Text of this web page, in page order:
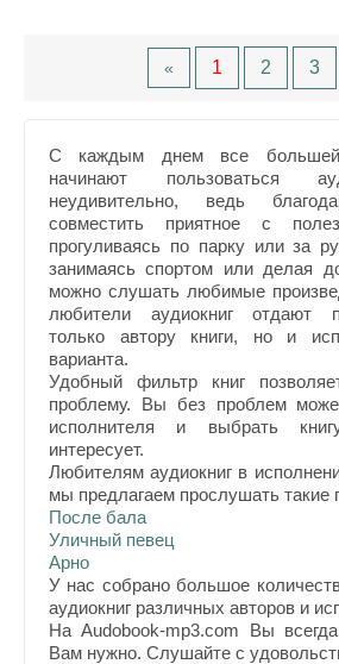
« 1 2 3
С каждым днем все большей
начинают пользоваться
неудивительно, ведь
совместить приятное с
прогуливаясь по парку или за
занимаясь спортом или делая
можно слушать любимые
любители аудиокниг отдают
только автору книги, но и
варианта.
Удобный фильтр книг
проблему. Вы без проблем
исполнителя и выбрать
интересует.
Любителям аудиокниг в
мы предлагаем прослушать такие
После бала
Уличный певец
Арно
У нас собрано большое
аудиокниг различных авторов и
На Audobook-mp3.com Вы
Вам нужно. Слушайте с